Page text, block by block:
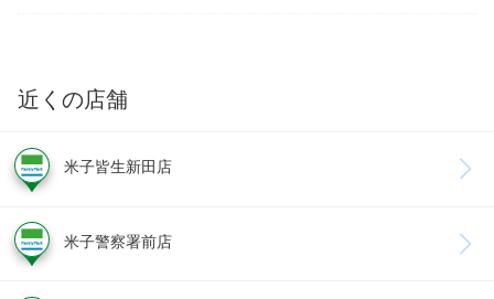
近くの店舗
米子皆生新田店
米子警察署前店